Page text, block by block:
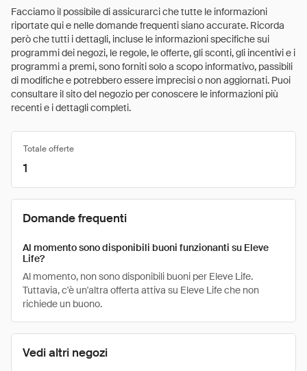
Facciamo il possibile di assicurarci che tutte le informazioni
riportate qui e nelle domande frequenti siano accurate. Ricorda
però che tutti i dettagli, incluse le informazioni specifiche sui
programmi dei negozi, le regole, le offerte, gli sconti, gli incentivi e i
programmi a premi, sono forniti solo a scopo informativo, passibili
di modifiche e potrebbero essere imprecisi o non aggiornati. Puoi
consultare il sito del negozio per conoscere le informazioni più
recenti e i dettagli completi.
Vedi altri negozi
Totale offerte
1
Domande frequenti
Al momento sono disponibili buoni funzionanti su Eleve
Life?
Al momento, non sono disponibili buoni per Eleve Life.
Tuttavia, c'è un'altra offerta attiva su Eleve Life che non
richiede un buono.